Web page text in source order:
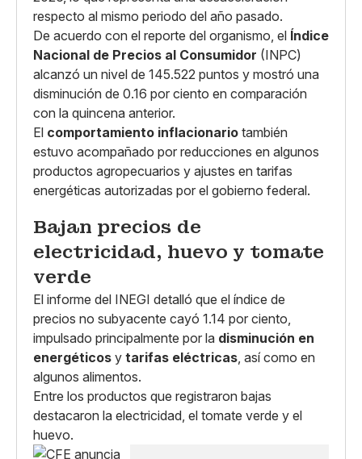
respecto al mismo periodo del año pasado.
De acuerdo con el reporte del organismo, el Índice
Nacional de Precios al Consumidor (INPC)
alcanzó un nivel de 145.522 puntos y mostró una
disminución de 0.16 por ciento en comparación
con la quincena anterior.
El comportamiento inflacionario también
estuvo acompañado por reducciones en algunos
productos agropecuarios y ajustes en tarifas
energéticas autorizadas por el gobierno federal.
Bajan precios de
electricidad, huevo y tomate
verde
El informe del INEGI detalló que el índice de
precios no subyacente cayó 1.14 por ciento,
impulsado principalmente por la disminución en
energéticos y tarifas eléctricas , así como en
algunos alimentos.
Entre los productos que registraron bajas
destacaron la electricidad, el tomate verde y el
huevo.